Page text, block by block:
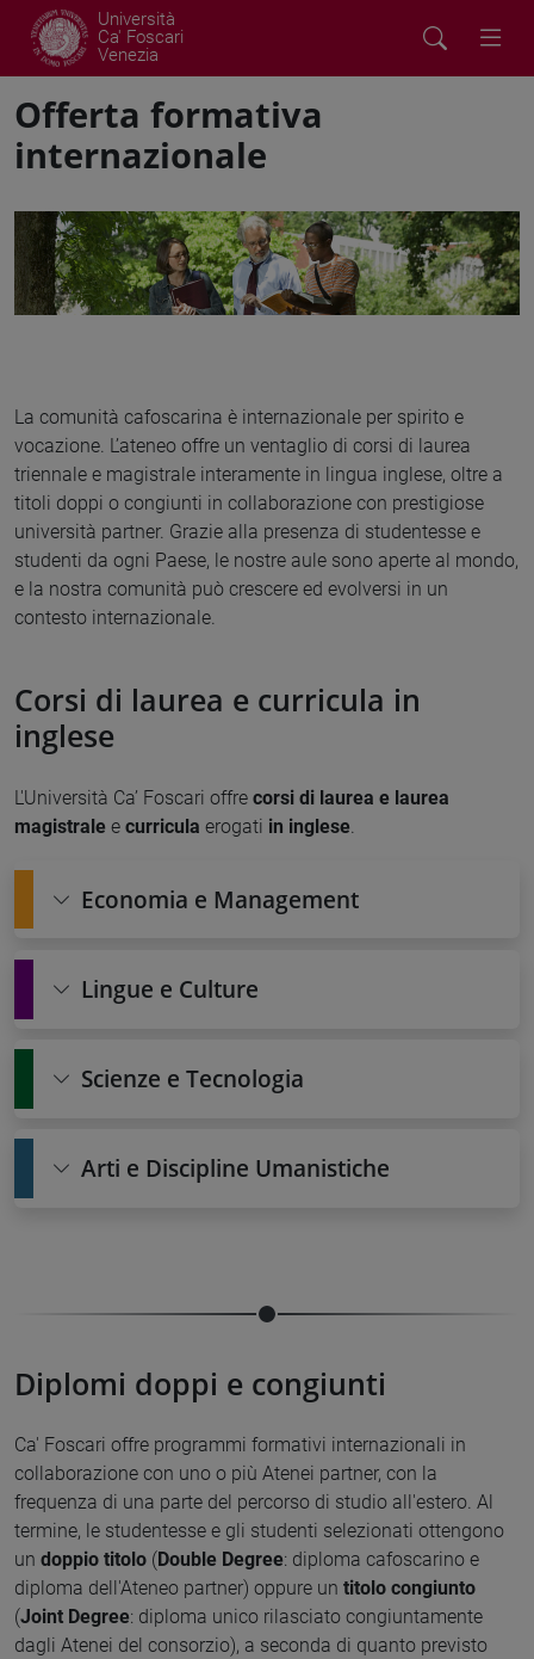
Università
Ca' Foscari
Venezia
Offerta formativa
internazionale
La comunità cafoscarina è internazionale per spirito e
vocazione. L’ateneo offre un ventaglio di corsi di laurea
triennale e magistrale interamente in lingua inglese, oltre a
titoli doppi o congiunti in collaborazione con prestigiose
università partner. Grazie alla presenza di studentesse e
studenti da ogni Paese, le nostre aule sono aperte al mondo,
e la nostra comunità può crescere ed evolversi in un
contesto internazionale.
Corsi di laurea e curricula in
inglese
L'Università Ca’ Foscari offre corsi di laurea e laurea
magistrale e curricula erogati in inglese
Economia e Management
Lingue e Culture
Scienze e Tecnologia
Arti e Discipline Umanistiche
Diplomi doppi e congiunti
Ca' Foscari offre programmi formativi internazionali in
collaborazione con uno o più Atenei partner, con la
frequenza di una parte del percorso di studio all'estero. Al
termine, le studentesse e gli studenti selezionati ottengono
un doppio titolo (Double Degree: diploma cafoscarino e
diploma dell'Ateneo partner) oppure un titolo congiunto
(Joint Degree: diploma unico rilasciato congiuntamente
dagli Atenei del consorzio), a seconda di quanto previsto